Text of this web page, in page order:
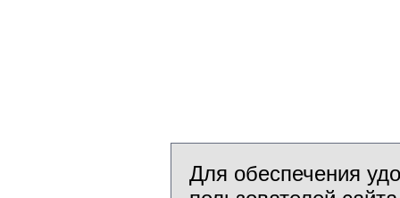
Для обеспечения